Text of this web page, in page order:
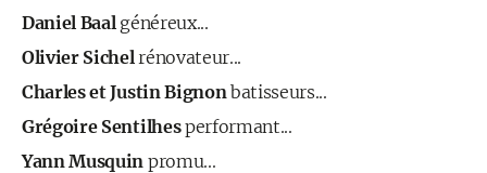
Daniel Baalgénéreux...
Olivier Sichelrénovateur...
Charles et Justin Bignonbatisseurs...
Grégoire Sentilhesperformant...
Yann Musquin promu...